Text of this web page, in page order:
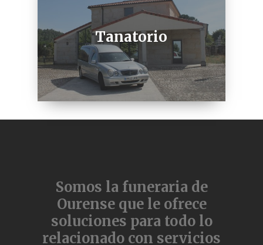
Tanatorio
Somos la funeraria de
Ourense que le ofrece
soluciones para todo lo
relacionado con servicios